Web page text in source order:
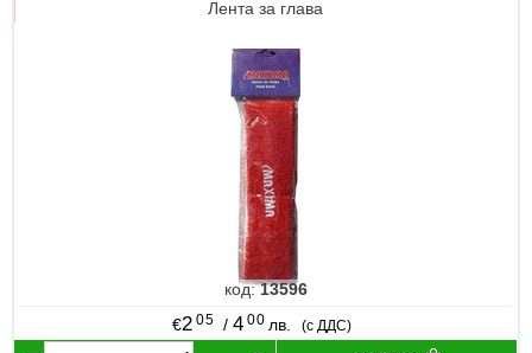
Лента за глава
код:13596
€2 05 / 4 00 лв. (с ДДС)